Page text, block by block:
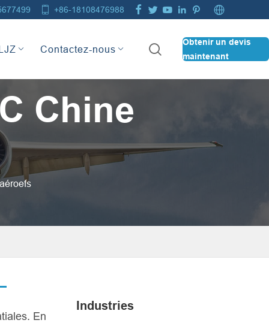
 +86-18108476988      
Contactez-nous 
Obtenir un devis
maintenant
Chine
En
Industries